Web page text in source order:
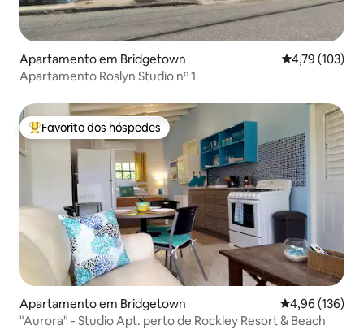
Apartamento em Bridgetown Classificação
4,79 (103)
Apartamento Roslyn Studio nº 1
Favoritos dos hóspedes mais apreciados
Favorito dos hóspedes
Apartamento em Bridgetown Classificação
4,96 (136)
"Aurora" - Studio Apt. perto de Rockley Resort & Beach